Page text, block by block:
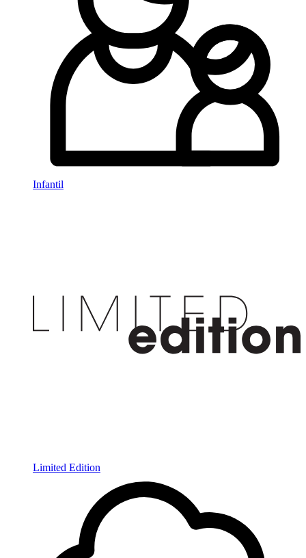
Infantil
Limited Edition